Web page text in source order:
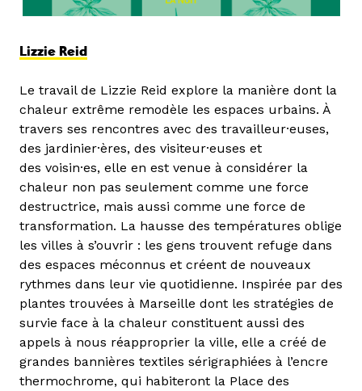
Lizzie Reid
Le travail de Lizzie Reid explore la manière dont la
chaleur extrême remodèle les espaces urbains. À
travers ses rencontres avec des travailleur·euses,
des jardinier·ères, des visiteur·euses et
des voisin·es, elle en est venue à considérer la
chaleur non pas seulement comme une force
destructrice, mais aussi comme une force de
transformation. La hausse des températures oblige
les villes à s’ouvrir : les gens trouvent refuge dans
des espaces méconnus et créent de nouveaux
rythmes dans leur vie quotidienne. Inspirée par des
plantes trouvées à Marseille dont les stratégies de
survie face à la chaleur constituent aussi des
appels à nous réapproprier la ville, elle a créé de
grandes bannières textiles sérigraphiées à l’encre
thermochrome, qui habiteront la Place des